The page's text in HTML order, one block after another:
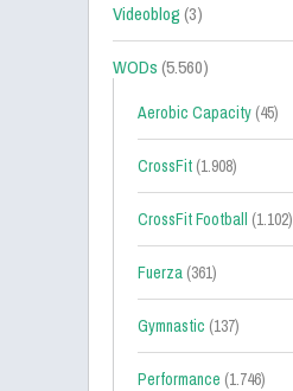
Videoblog(3)
WODs(5.560)
Aerobic Capacity (45)
CrossFit (1.908)
CrossFit Football (1.102)
Fuerza (361)
Gymnastic (137)
Performance (1.746)